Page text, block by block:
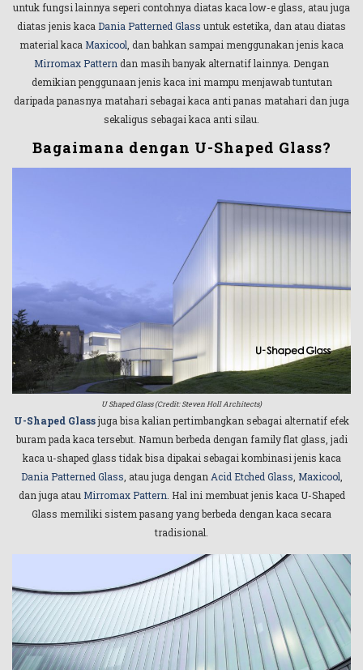
untuk fungsi lainnya seperi contohnya diatas kaca low-e glass, atau juga
diatas jenis kaca Dania Patterned Glass untuk estetika, dan atau diatas
material kaca Maxicool , dan bahkan sampai menggunakan jenis kaca
Mirromax Pattern dan masih banyak alternatif lainnya. Dengan
demikian penggunaan jenis kaca ini mampu menjawab tuntutan
daripada panasnya matahari sebagai kaca anti panas matahari dan juga
sekaligus sebagai kaca anti silau.
Bagaimana dengan U-Shaped Glass?
U Shaped Glass (Credit: Steven Holl Architects)
U-Shaped Glassjuga bisa kalian pertimbangkan sebagai alternatif efek
buram pada kaca tersebut. Namun berbeda dengan family flat glass, jadi
kaca u-shaped glass tidak bisa dipakai sebagai kombinasi jenis kaca
Dania Patterned Glass , atau juga dengan Acid Etched Glass Maxicool
dan juga atau Mirromax Pattern . Hal ini membuat jenis kaca U-Shaped
Glass memiliki sistem pasang yang berbeda dengan kaca secara
tradisional.